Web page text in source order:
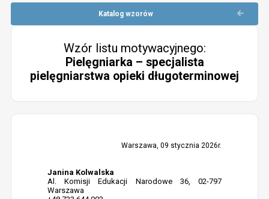
Katalog wzorów
Wzór listu motywacyjnego:
Pielęgniarka – specjalista
pielęgniarstwa opieki długoterminowej
Warszawa, 09 stycznia 2026r.
Janina Kolwalska
Al. Komisji Edukacji Narodowe 36, 02-797
Warszawa